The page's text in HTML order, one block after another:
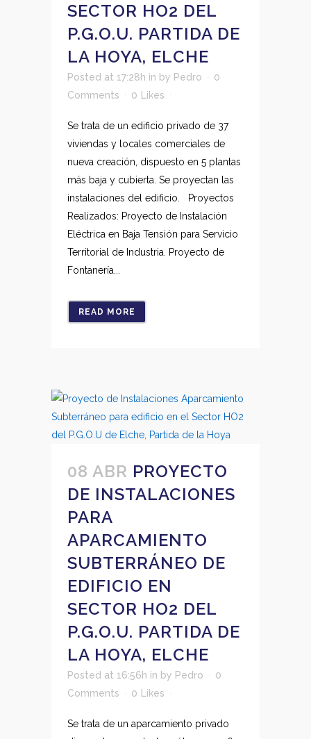
SECTOR HO2 DEL
P.G.O.U. PARTIDA DE
LA HOYA, ELCHE
Posted at 17:28h in by Pedro
0
Comments
0 Likes
Se trata de un edificio privado de 37
viviendas y locales comerciales de
nueva creación, dispuesto en 5 plantas
más baja y cubierta. Se proyectan las
instalaciones del edificio. Proyectos
Realizados: Proyecto de Instalación
Eléctrica en Baja Tensión para Servicio
Territorial de Industria. Proyecto de
Fontanería...
READ MORE
08 ABR PROYECTO
DE INSTALACIONES
PARA
APARCAMIENTO
SUBTERRÁNEO DE
EDIFICIO EN
SECTOR HO2 DEL
P.G.O.U. PARTIDA DE
LA HOYA, ELCHE
Posted at 16:56h in by Pedro
0
Comments
0 Likes
Se trata de un aparcamiento privado